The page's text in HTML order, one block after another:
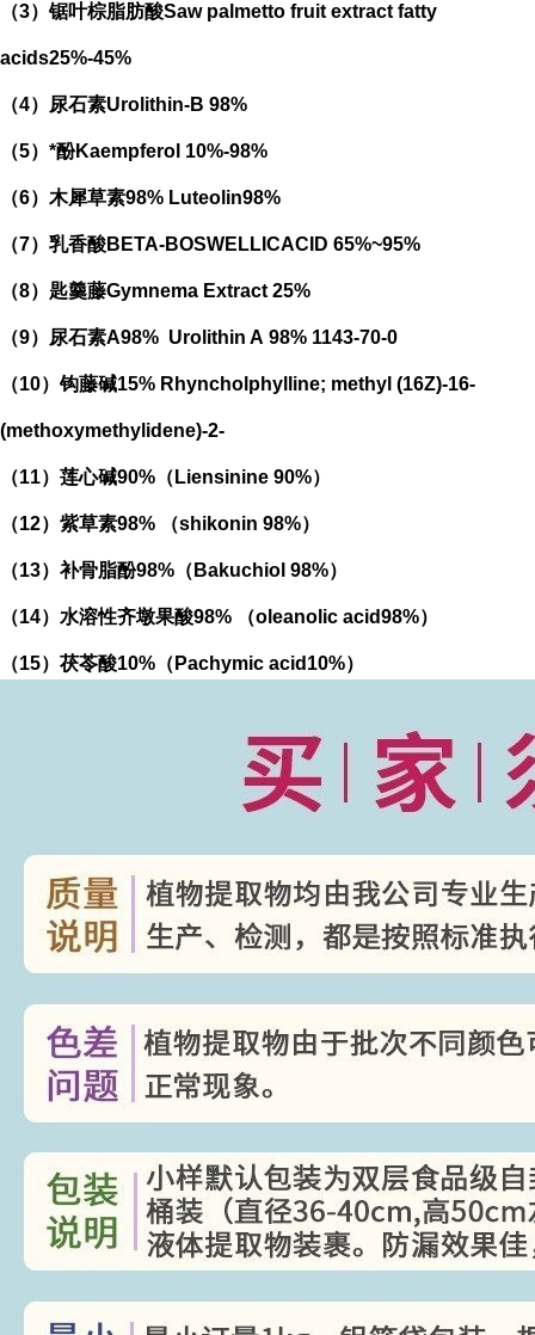
（3）锯叶棕脂肪酸Saw palmetto fruit extract fatty
acids25%-45%
（4） 尿石素Urolithin-B 98%
（5）*酚Kaempferol 10%-98%
（6）木犀草素98% Luteolin98%
（7）乳香酸BETA-BOSWELLICACID 65%~95%
（8）匙羹藤Gymnema Extract 25%
（9）尿石素A98% Urolithin A 98% 1143-70-0
（10）钩藤碱15% Rhyncholphylline; methyl (16Z)-16-
(methoxymethylidene)-2-
（11）莲心碱90% （ Liensinine 90%）
（12）紫草素98% （shikonin 98%）
（13）补骨脂酚98% （ Bakuchiol 98%）
（14）水溶性齐墩果酸98% （oleanolic acid98%）
（15）茯苓酸10% （ Pachymic acid10%）